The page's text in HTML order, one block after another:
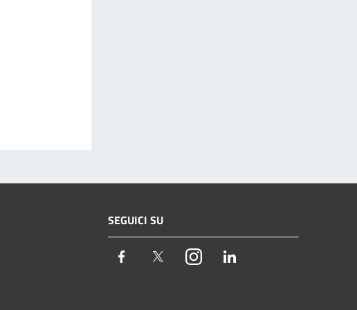
SEGUICI SU
Facebook TwitterInstagram